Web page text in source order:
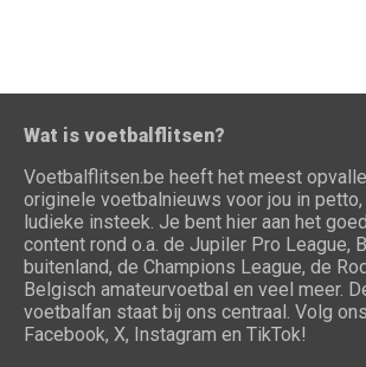
Wat is voetbalflitsen?
Voetbalflitsen.be heeft het meest
originele voetbalnieuws voor jou in
ludieke insteek. Je bent hier aan het
content rond o.a. de Jupiler Pro League,
buitenland, de Champions League, de
Belgisch amateurvoetbal en veel meer.
voetbalfan staat bij ons centraal. Volg
Facebook, X, Instagram en TikTok!